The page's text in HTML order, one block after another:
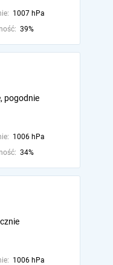
1007 hPa
39%
pogodnie
1006 hPa
34%
1006 hPa